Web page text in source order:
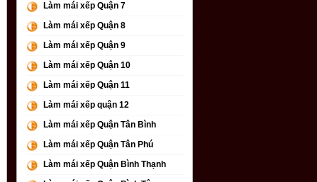
Làm mái xếp Quận 7
Làm mái xếp Quận 8
Làm mái xếp Quận 9
Làm mái xếp Quận 10
Làm mái xếp Quận 11
Làm mái xếp quận 12
Làm mái xếp Quận Tân Bình
Làm mái xếp Quận Tân Phú
Làm mái xếp Quận Bình Thạnh